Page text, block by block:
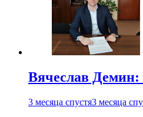
Вячеслав Демин:
3 месяца спустя3 месяца